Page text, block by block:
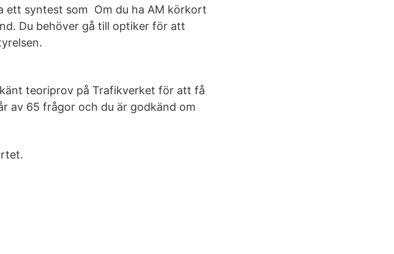
ett syntest som Om du ha AM körkort
Du behöver gå till optiker för att
teoriprov på Trafikverket för att få
av 65 frågor och du är godkänd om